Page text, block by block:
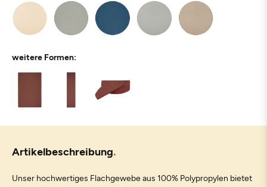
weitere Formen:
Artikelbeschreibung
Unser hochwertiges Flachgewebe aus 100% Polypropylen bietet